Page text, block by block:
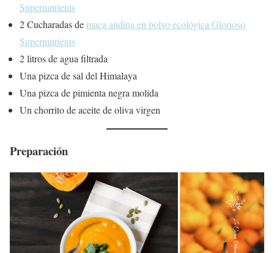
Supernutrients
2 Cucharadas de maca andina en polvo ecológica Glorioso
Supernutrients
2 litros de agua filtrada
Una pizca de sal del Himalaya
Una pizca de pimienta negra molida
Un chorrito de aceite de oliva virgen
Preparación